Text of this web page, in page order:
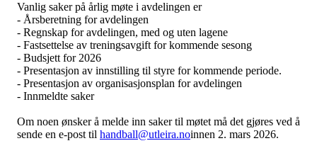
Vanlig saker på årlig møte i avdelingen er
- Årsberetning for avdelingen
- Regnskap for avdelingen, med og uten lagene
- Fastsettelse av treningsavgift for kommende sesong
- Budsjett for 2026
- Presentasjon av innstilling til styre for kommende periode.
- Presentasjon av organisasjonsplan for avdelingen
- Innmeldte saker
Om noen ønsker å melde inn saker til møtet må det gjøres ved å
sende en e-post til handball@utleira.noinnen 2. mars 2026.